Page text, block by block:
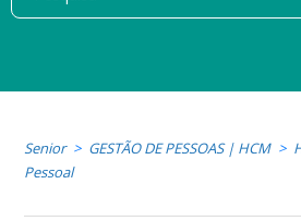
Senior GESTÃO DE PESSOAS | HCM
Pessoal